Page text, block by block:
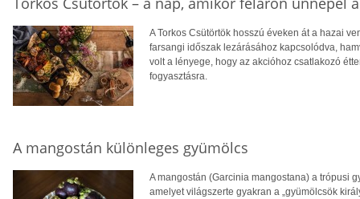
A Torkos Csütörtök hosszú éveken át a hazai
farsangi időszak lezárásához kapcsolódva,
volt a lényege, hogy az akcióhoz csatlakozó
fogyasztásra.
A mangostán különleges gyümölcs
A mangostán (Garcinia mangostana) a trópusi
amelyet világszerte gyakran a „gyümölcsök